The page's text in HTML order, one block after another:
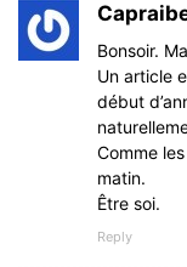
Bonsoir.
Un article
début
Comme
matin.
Être soi.
Reply